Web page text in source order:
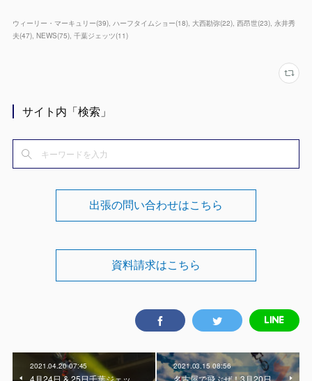
ウィーリー・マーキュリー(39) ハーフタイムショー(18) 大西勘弥(22) 西昂世(23) 永井秀
夫(47) NEWS(75) 千葉ジェッツ(11)
サイト内「検索」
出張の問い合わせはこちら
資料請求はこちら
2021.04.20 07:45
4月24日 & 25日千葉ジェッ
2021.03.15 08:56
名古屋で飛ぶぜ！3月20日、